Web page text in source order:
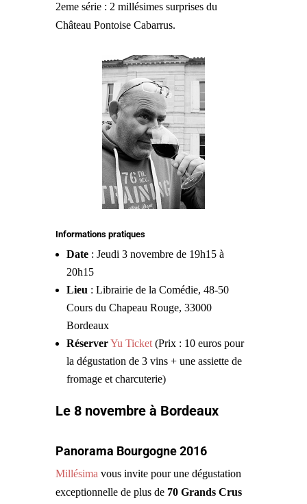
2eme série : 2 millésimes surprises du
Château Pontoise Cabarrus.
Informations pratiques
Date: Jeudi 3 novembre de 19h15 à
20h15
Lieu: Librairie de la Comédie, 48-50
Cours du Chapeau Rouge, 33000
Bordeaux
RéserverYu Ticket(Prix : 10 euros pour
la dégustation de 3 vins + une assiette de
fromage et charcuterie)
Le 8 novembre à Bordeaux
Panorama Bourgogne 2016
Millésimavous invite pour une dégustation
exceptionnelle de plus de 70 Grands Crus